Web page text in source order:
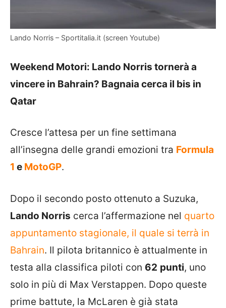
Lando Norris – Sportitalia.it (screen Youtube)
Weekend Motori: Lando Norris tornerà a
vincere in Bahrain? Bagnaia cerca il bis in
Qatar
Cresce l’attesa per un fine settimana
all’insegna delle grandi emozioni tra Formula
1 e MotoGP.
Dopo il secondo posto ottenuto a Suzuka,
Lando Norris cerca l’affermazione nel quarto
appuntamento stagionale, il quale si terrà in
Bahrain. Il pilota britannico è attualmente in
testa alla classifica piloti con 62 punti, uno
solo in più di Max Verstappen. Dopo queste
prime battute, la McLaren è già stata